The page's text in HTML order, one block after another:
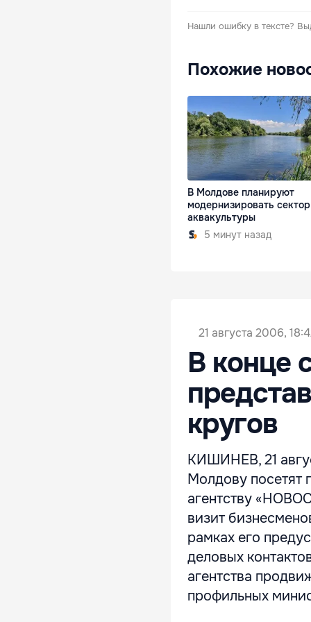
Нашли ошибку в тексте?
Похожие
В Молдове планируют
модернизировать сектор
аквакультуры
5 минут назад
21 августа 2006,
В конце
кругов
КИШИНЕВ, 21
Молдову посетят
агентству
визит
рамках его
деловых
агентства
профильных